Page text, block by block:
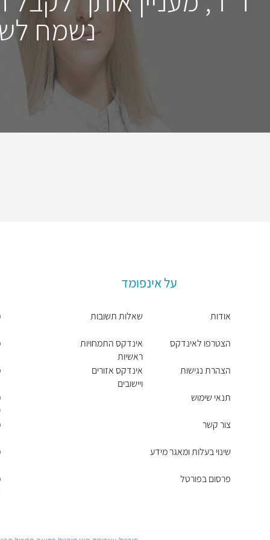
נשמח
על אינפומד
אודות
הצטרפו לאינדקס
הצהרת נגישות
תנאי שימוש
צור קשר
שינוי בעלות ומאגר מידע
פרסום בפורטל
שאלות תשובות
אינדקס התמחויות
ראשיות
אינדקס אזורים
ויישובים